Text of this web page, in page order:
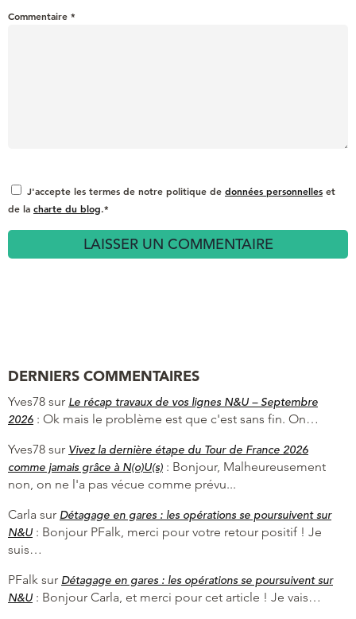
Commentaire *
J'accepte les termes de notre politique de données personnelles et
de la charte du blog.*
DERNIERS COMMENTAIRES
Yves78 sur Le récap travaux de vos lignes N&U – Septembre
2026 : Ok mais le problème est que c'est sans fin. On…
Yves78 sur Vivez la dernière étape du Tour de France 2026
comme jamais grâce à N(o)U(s) : Bonjour, Malheureusement
non, on ne l'a pas vécue comme prévu...
Carla sur Détagage en gares : les opérations se poursuivent sur
N&U : Bonjour PFalk, merci pour votre retour positif ! Je
suis…
PFalk sur Détagage en gares : les opérations se poursuivent sur
N&U : Bonjour Carla, et merci pour cet article ! Je vais…